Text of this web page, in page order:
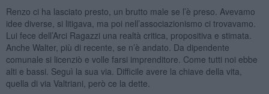
Renzo ci ha lasciato presto, un brutto male se l’è preso. Avevamo
idee diverse, si litigava, ma poi nell’associazionismo ci trovavamo.
Lui fece dell’Arci Ragazzi una realtà critica, propositiva e stimata.
Anche Walter, più di recente, se n’è andato. Da dipendente
comunale si licenziò e volle farsi imprenditore. Come tutti noi ebbe
alti e bassi. Seguì la sua via. Difficile avere la chiave della vita,
quella di via Valtriani, però ce la dette.